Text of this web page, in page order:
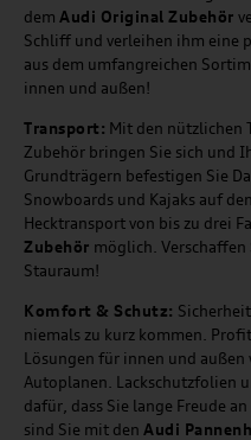
dem Audi Original Zubehör
Schliff und verleihen ihm eine
aus dem umfangreichen
innen und außen!
Transport: Mit den nützlichen
Zubehör bringen Sie sich und
Grundträgern befestigen Sie
Snowboards und Kajaks auf
Hecktransport von bis zu drei
Zubehör möglich. Verschaffen
Stauraum!
Komfort & Schutz:
niemals zu kurz kommen.
Lösungen für innen und außen
Autoplanen. Lackschutzfolien
dafür, dass Sie lange Freude
sind Sie mit den Audi